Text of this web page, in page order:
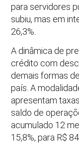
para servidores
subiu, mas em
26,3%.
A dinâmica de
crédito com
demais formas
país. A
apresentam
saldo de
acumulado 12
15,8%, para R$